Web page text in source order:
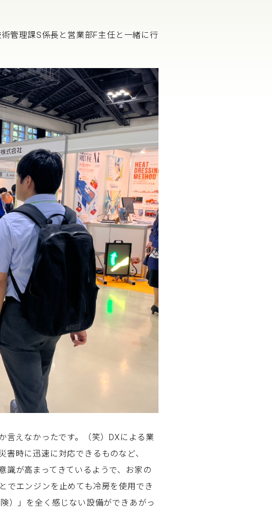
▼
▼
管理課S係長と営業部F主任と一緒に行
えなかったです。（笑）DXによる業
時に迅速に対応できるものなど、
識が高まってきているようで、お家の
でエンジンを止めても冷房を使用でき
）」を全く感じない設備ができあがっ